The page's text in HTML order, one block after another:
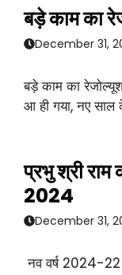
बड़े काम का
December 31,
बड़े काम का
आ ही गया, नए साल
प्रभु श्री राम
2024
December 31,
नव वर्ष 2024-